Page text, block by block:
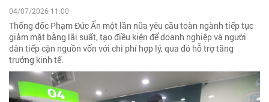
04/07/2026 11:00
Thống đốc Phạm Đức Ấn một lần nữa yêu cầu toàn ngành tiếp tục
giảm mặt bằng lãi suất, tạo điều kiện để doanh nghiệp và người
dân tiếp cận nguồn vốn với chi phí hợp lý, qua đó hỗ trợ tăng
trưởng kinh tế.